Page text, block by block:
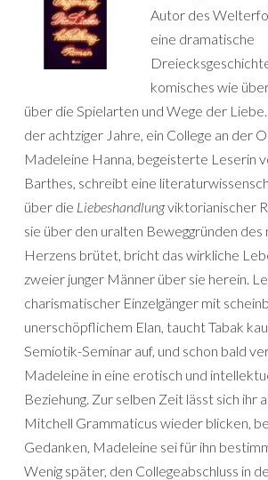
Autor des
eine dramatische
komisches wie
über die Spielarten und Wege der
der achtziger Jahre, ein College an der
Madeleine Hanna, begeisterte Leserin
Barthes, schreibt eine
über die Liebeshandlungviktorianischer
sie über den uralten Beweggründen des
Herzens brütet, bricht das wirkliche
zweier junger Männer über sie herein.
charismatischer Einzelgänger mit
unerschöpflichem Elan, taucht Tabak
Semiotik-Seminar auf, und schon bald
Madeleine in eine erotisch und
Beziehung. Zur selben Zeit lässt sich ihr
Mitchell Grammaticus wieder blicken,
Gedanken, Madeleine sei für ihn
Wenig später, den Collegeabschluss in